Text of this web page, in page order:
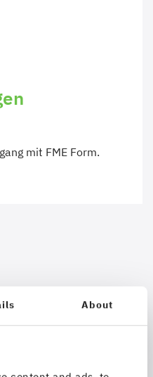
About
mit FME Form.